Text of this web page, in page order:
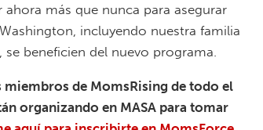
más que nunca para asegurar
incluyendo nuestra familia
beneficien del nuevo programa.
miembros de MomsRising de todo el
organizando en MASA para tomar